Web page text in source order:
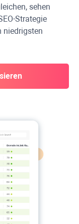
sehen
Strategie
niedrigsten